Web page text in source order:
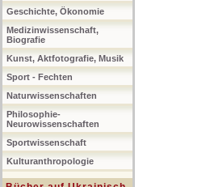
Geschichte, Ökonomie
Medizinwissenschaft,
Biografie
Kunst, Aktfotografie, Musik
Sport - Fechten
Naturwissenschaften
Philosophie-
Neurowissenschaften
Sportwissenschaft
Kulturanthropologie